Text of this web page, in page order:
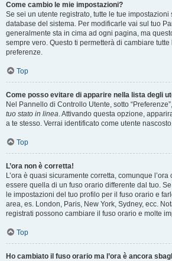
Come cambio le mie impostazioni?
Se sei un utente registrato, tutte le tue impostazioni
database del sistema. Per modificarle vai sul tuo
generalmente sta in cima ad ogni pagina, ma
sempre vero. Questo ti permetterà di cambiare
preferenze.
Top
Come posso evitare di apparire nella lista degli
Nel Pannello di Controllo Utente, sotto
tuo stato in linea. Attivando questa opzione,
a te stesso. Verrai identificato come utente
Top
L’ora non è corretta!
L’ora è quasi sicuramente corretta, comunque
essere quella di un fuso orario differente dal tuo.
le impostazioni del tuo profilo per il fuso orario e
area, es. London, Paris, New York, Sydney, ecc.
registrati possono cambiare il fuso orario e molte
Top
Ho cambiato il fuso orario ma l’ora è ancora